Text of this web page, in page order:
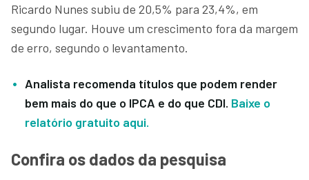
Ricardo Nunes subiu de 20,5% para 23,4%, em
segundo lugar. Houve um crescimento fora da margem
de erro, segundo o levantamento.
Analista recomenda títulos que podem render
bem mais do que o IPCA e do que CDI. Baixe o
relatório gratuito aqui.
Confira os dados da pesquisa